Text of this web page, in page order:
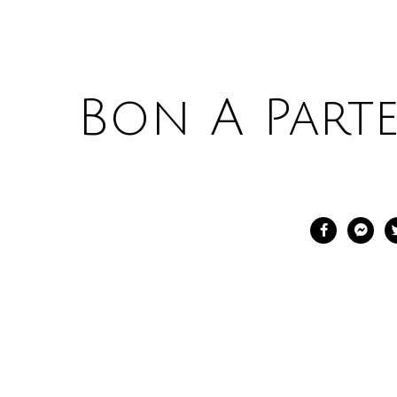
Bon A